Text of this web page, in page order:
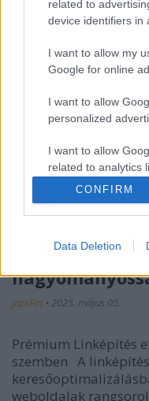
related to
device identifiers in
I want to allow my
Google for online
I want to allow
personalized
I want to allow
related to analytics
device identifiers in
I want to allow
related to
I want to allow
functionality and
user protection.
CONFIRM
Data Deletion
Prémium
JozsFm • 2025. május 05.
Prémium Linképítés
szemben A
weboldalak